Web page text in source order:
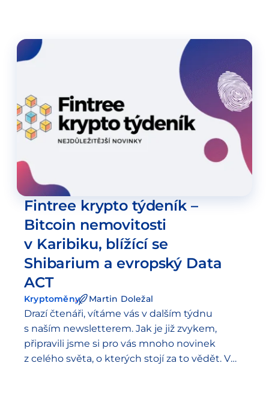
Fintree krypto týdeník –
Bitcoin nemovitosti
v Karibiku, blížící se
Shibarium a evropský Data
ACT
Kryptoměny Martin Doležal
Drazí čtenáři, vítáme vás v dalším týdnu
s naším newsletterem. Jak je již zvykem,
připravili jsme si pro vás mnoho novinek
z celého světa, o kterých stojí za to vědět. V